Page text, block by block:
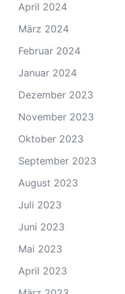
April 2024
März 2024
Februar 2024
Januar 2024
Dezember 2023
November 2023
Oktober 2023
September 2023
August 2023
Juli 2023
Juni 2023
Mai 2023
April 2023